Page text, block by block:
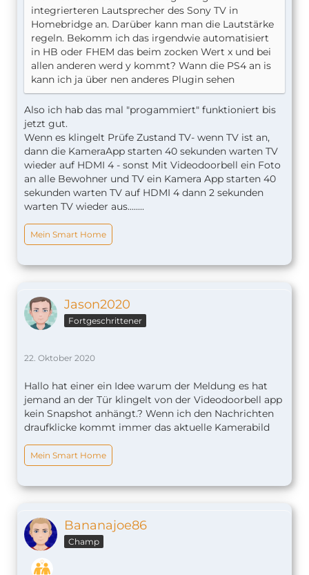
integrierteren Lautsprecher des Sony TV in
Homebridge an. Darüber kann man die Lautstärke
regeln. Bekomm ich das irgendwie automatisiert
in HB oder FHEM das beim zocken Wert x und bei
allen anderen werd y kommt? Wann die PS4 an is
kann ich ja über nen anderes Plugin sehen
Also ich hab das mal "progammiert" funktioniert bis
jetzt gut.
Wenn es klingelt Prüfe Zustand TV- wenn TV ist an,
dann die KameraApp starten 40 sekunden warten TV
wieder auf HDMI 4 - sonst Mit Videodoorbell ein Foto
an alle Bewohner und TV ein Kamera App starten 40
sekunden warten TV auf HDMI 4 dann 2 sekunden
warten TV wieder aus........
Mein Smart Home
Jason2020
Fortgeschrittener
22. Oktober 2020
Hallo hat einer ein Idee warum der Meldung es hat
jemand an der Tür klingelt von der Videodoorbell app
kein Snapshot anhängt.? Wenn ich den Nachrichten
draufklicke kommt immer das aktuelle Kamerabild
Mein Smart Home
Bananajoe86
Champ